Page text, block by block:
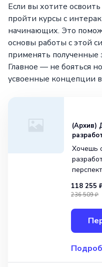
Если вы хотите
пройти курсы с
начинающих. Это
основы работы с этой
применять полученные
Главное — не бояться
усвоенные концепции
(Архив)
Хочешь
и
и стань с
118 255
236 509 ₽